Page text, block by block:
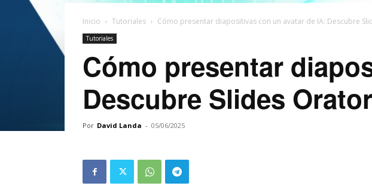
Inicio Tutoriales Cómo presentar diapositivas con un avatar de IA: Descubre
Tutoriales
Cómo presentar
Descubre Slides Orator
Por David Landa - 05/06/2025